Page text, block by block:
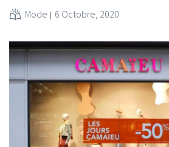
Mode 6 Octobre, 2020